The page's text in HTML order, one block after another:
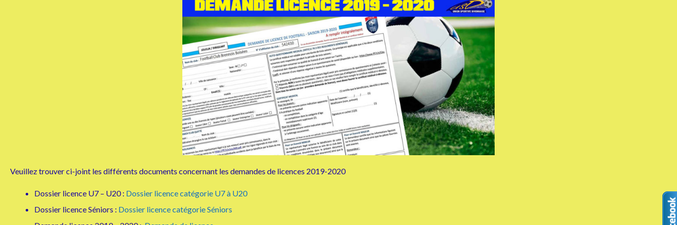
Veuillez trouver ci-joint les différents documents concernant les demandes de licences 2019-2020
Dossier licence U7 – U20 : Dossier licence catégorie U7 à U20
Dossier licence Séniors : Dossier licence catégorie Séniors